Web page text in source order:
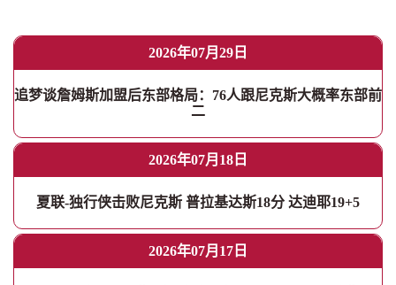
2026年07月29日
追梦谈詹姆斯加盟后东部格局：76人跟尼克斯大概率东部前
二
2026年07月18日
夏联-独行侠击败尼克斯 普拉基达斯18分 达迪耶19+5
2026年07月17日